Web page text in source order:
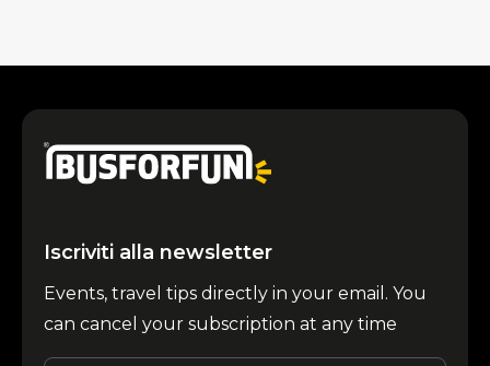
Iscriviti alla newsletter
Events, travel tips directly in your email. You
can cancel your subscription at any time